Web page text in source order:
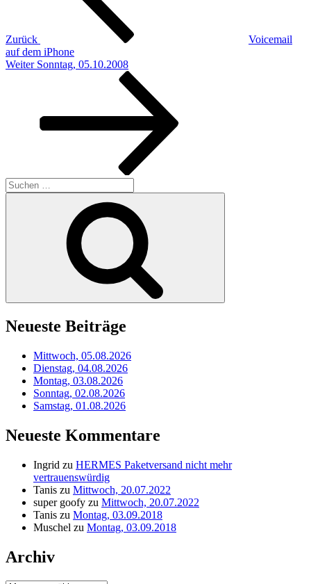
Zurück
Voicemail
auf dem iPhone
Nächster
Weiter Sonntag, 05.10.2008
Suchen
nach:
Neueste Beiträge
Mittwoch, 05.08.2026
Dienstag, 04.08.2026
Montag, 03.08.2026
Sonntag, 02.08.2026
Samstag, 01.08.2026
Neueste Kommentare
Ingrid zu HERMES Paketversand nicht mehr
vertrauenswürdig
Tanis zu Mittwoch, 20.07.2022
super goofy zu Mittwoch, 20.07.2022
Tanis zu Montag, 03.09.2018
Muschel zu Montag, 03.09.2018
Archiv